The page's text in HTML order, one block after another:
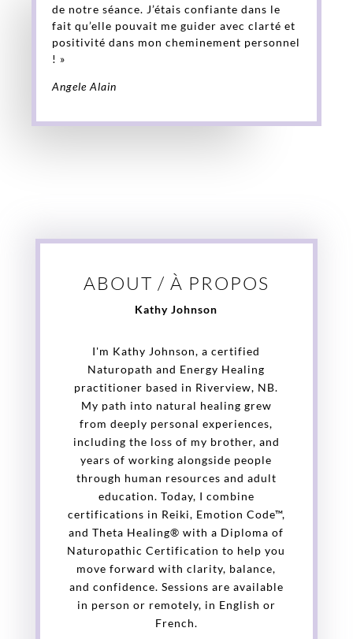
de notre séance. J’étais confiante dans le
fait qu’elle pouvait me guider avec clarté et
positivité dans mon cheminement personnel
! »
Angele Alain
ABOUT / À PROPOS
Kathy Johnson
I'm Kathy Johnson, a certified
Naturopath and Energy Healing
practitioner based in Riverview, NB.
My path into natural healing grew
from deeply personal experiences,
including the loss of my brother, and
years of working alongside people
through human resources and adult
education. Today, I combine
certifications in Reiki, Emotion Code™,
and Theta Healing® with a Diploma of
Naturopathic Certification to help you
move forward with clarity, balance,
and confidence. Sessions are available
in person or remotely, in English or
French.